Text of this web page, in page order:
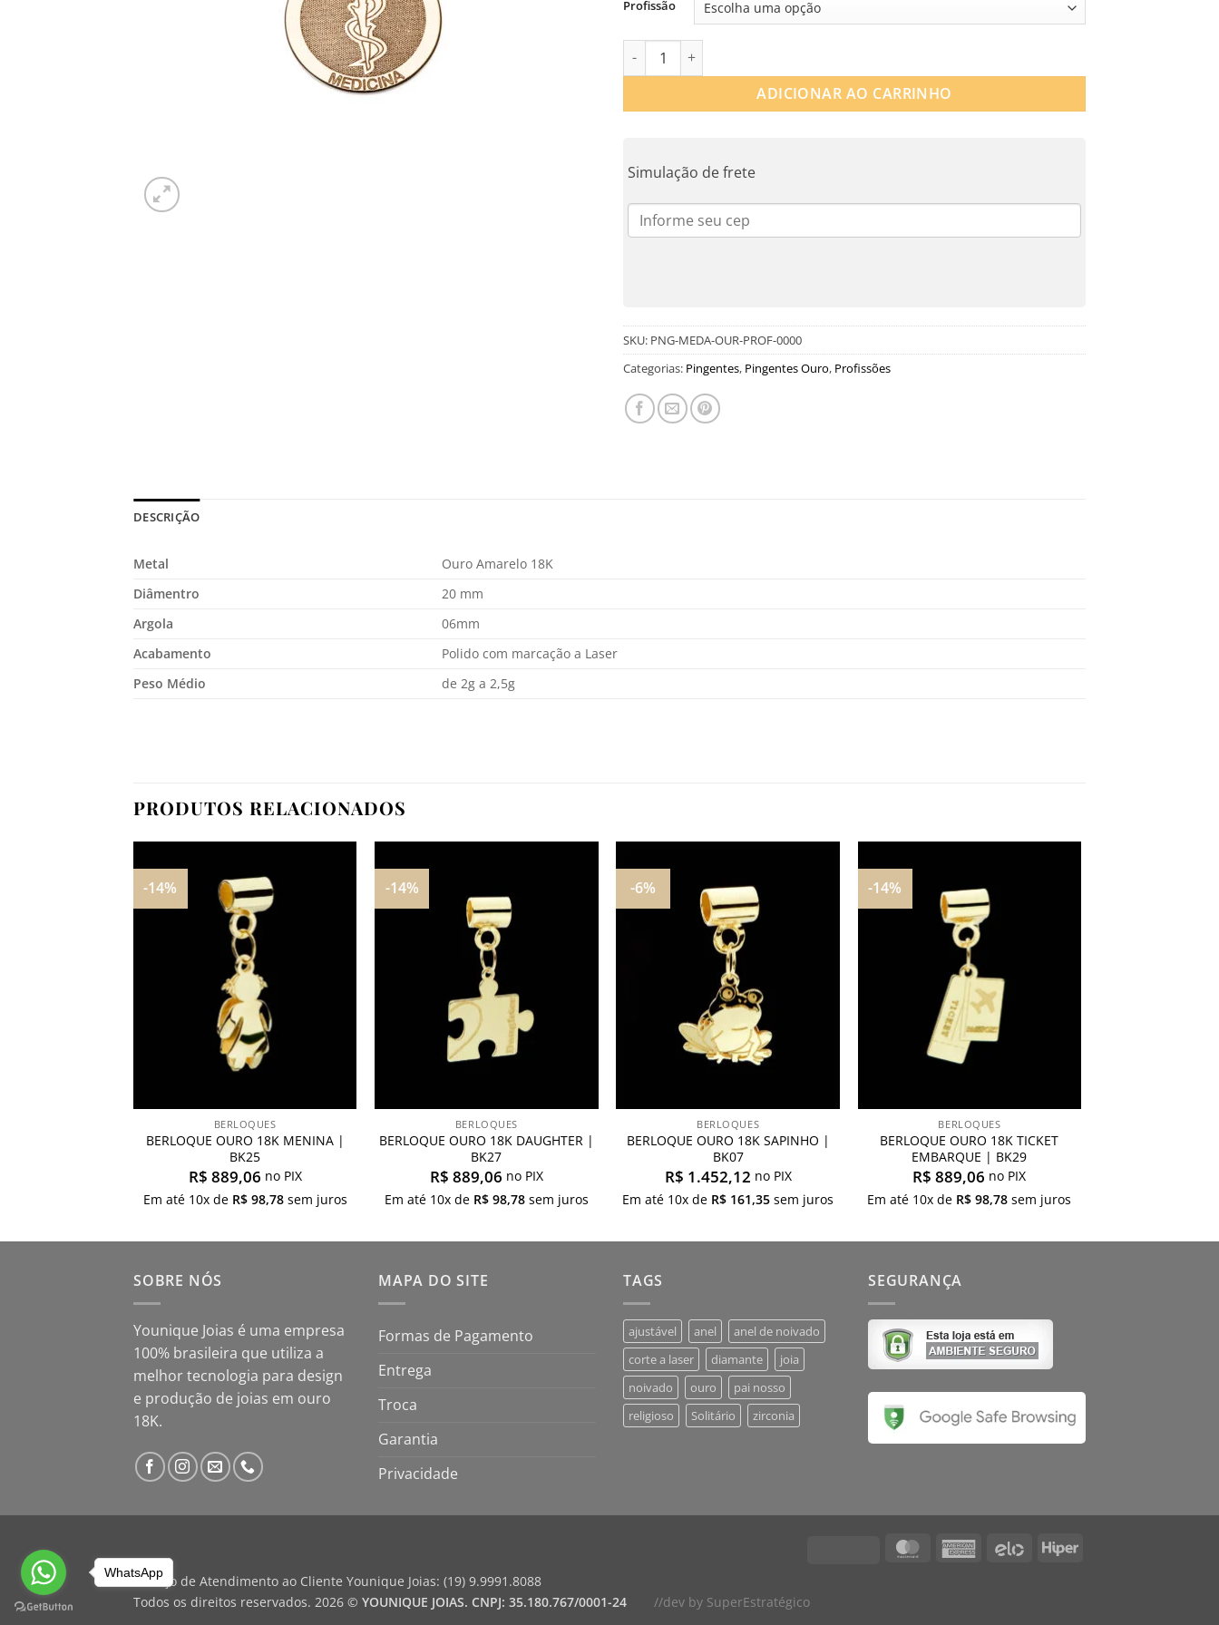
Profissão
PINGENTE MEDALHA OURO 18K SÍMBOLOS PROFISSÕES quantidade
ADICIONAR AO CARRINHO
Simulação de frete
SKU: PNG-MEDA-OUR-PROF-0000
Categorias: Pingentes, Pingentes Ouro, Profissões
DESCRIÇÃO
Metal
Ouro Amarelo 18K
Diâmentro
20 mm
Argola
06mm
Acabamento
Polido com marcação a Laser
Peso Médio
de 2g a 2,5g
PRODUTOS RELACIONADOS
-14%
BERLOQUES
BERLOQUE OURO 18K MENINA |
BK25
R$ 889,06 no PIX
Em até 10x de R$98,78sem juros
-14%
BERLOQUES
BERLOQUE OURO 18K DAUGHTER |
BK27
R$ 889,06 no PIX
Em até 10x de R$98,78sem juros
-6%
BERLOQUES
BERLOQUE OURO 18K SAPINHO |
BK07
R$ 1.452,12 no PIX
Em até 10x de R$ 161,35 sem juros
-14%
BERLOQUES
BERLOQUE OURO 18K TICKET
EMBARQUE | BK29
R$ 889,06 no PIX
Em até 10x de R$ 98,78 sem juros
SOBRE NÓS
Younique Joias é uma empresa
100% brasileira que utiliza a
melhor tecnologia para design
e produção de joias em ouro
18K.
MAPA DO SITE
Formas de Pagamento
Entrega
Troca
Garantia
Privacidade
TAGS
ajustável anel
anel de noivado
corte a laser
diamante
joia
noivado
ouro
pai nosso
religioso
Solitário zirconia
SEGURANÇA
MasterCardAmerican Elo Hiper
Serviço de Atendimento ao Cliente Younique Joias: (19) 9.9991.8088
Todos os direitos reservados. 2026 © YOUNIQUE JOIAS. CNPJ: 35.180.767/0001-24 //dev by SuperEstratégico
WhatsApp